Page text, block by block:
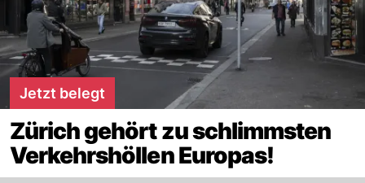
Jetzt belegt
Zürich gehört zu schlimmsten
Verkehrshöllen Europas!